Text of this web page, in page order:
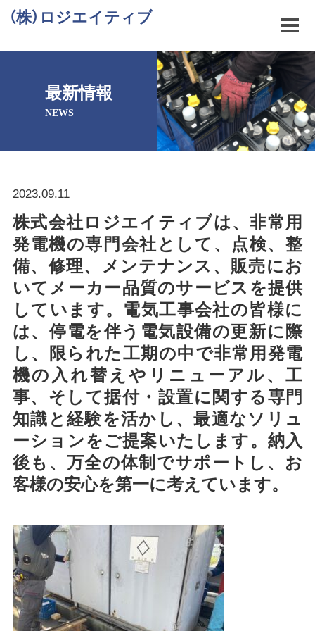
（株）ロジエイティブ
最新情報
NEWS
2023.09.11
株式会社ロジエイティブは、非常用
発電機の専門会社として、点検、整
備、修理、メンテナンス、販売にお
いてメーカー品質のサービスを提供
しています。電気工事会社の皆様に
は、停電を伴う電気設備の更新に際
し、限られた工期の中で非常用発電
機の入れ替えやリニューアル、工
事、そして据付・設置に関する専門
知識と経験を活かし、最適なソリュ
ーションをご提案いたします。納入
後も、万全の体制でサポートし、お
客様の安心を第一に考えています。